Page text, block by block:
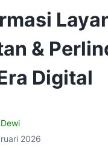
&
Digital
2026